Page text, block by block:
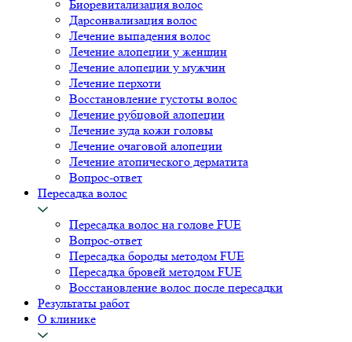
Биоревитализация волос
Дарсонвализация волос
Лечение выпадения волос
Лечение алопеции у женщин
Лечение алопеции у мужчин
Лечение перхоти
Восстановление густоты волос
Лечение рубцовой алопеции
Лечение зуда кожи головы
Лечение очаговой алопеции
Лечение атопического дерматита
Вопрос-ответ
Пересадка волос
Пересадка волос на голове FUE
Вопрос-ответ
Пересадка бороды методом FUE
Пересадка бровей методом FUE
Восстановление волос после пересадки
Результаты работ
О клинике